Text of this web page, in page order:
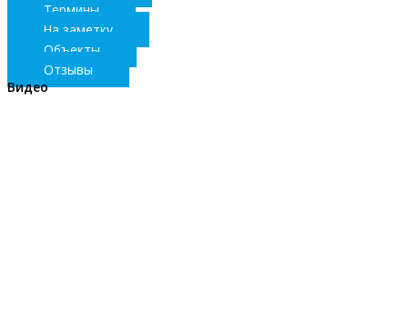
Термины
На заметку
Объекты
Отзывы
Видео